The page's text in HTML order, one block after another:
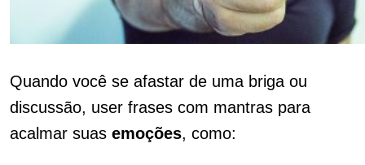
Quando você se afastar de uma briga ou
discussão, user frases com mantras para
acalmar suas emoções, como: